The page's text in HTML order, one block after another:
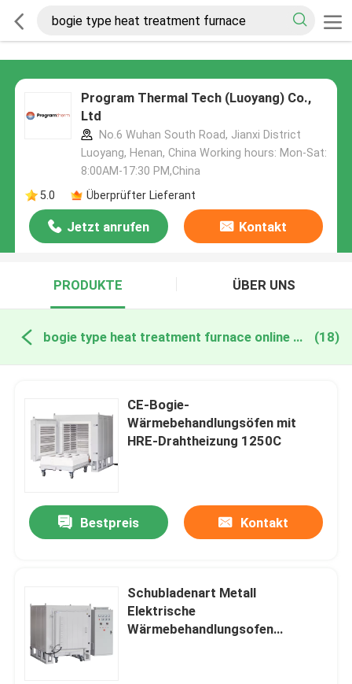
Program Thermal Tech (Luoyang) Co.,
Ltd
No.6 Wuhan South Road, Jianxi District
Luoyang, Henan, China Working hours: Mon-Sat:
8:00AM-17:30 PM,China
5.0
Überprüfter Lieferant
Jetzt anrufen Kontakt
PRODUKTE ÜBER UNS
bogie type heat treatment furnace online manufacture (18)
CE-Bogie-
Wärmebehandlungsöfen mit
HRE-Drahtheizung 1250C
Bestpreis Kontakt
Schubladenart Metall
Elektrische
Wärmebehandlungsofen